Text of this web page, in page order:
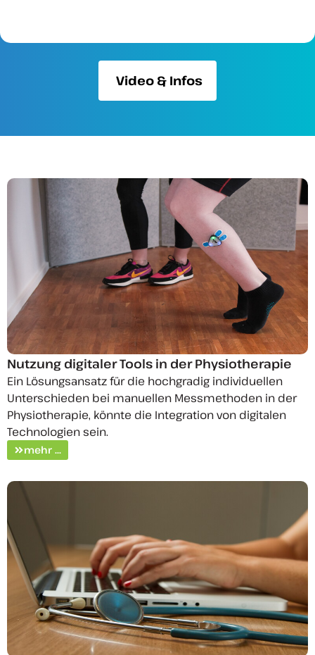
Video & Infos
Nutzung digitaler Tools in der Physiotherapie
Ein Lösungsansatz für die hochgradig individuellen
Unterschieden bei manuellen Messmethoden in der
Physiotherapie, könnte die Integration von digitalen
Technologien sein.
mehr ...